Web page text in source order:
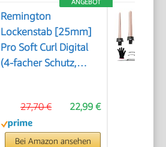
Remington
Lockenstab [25mm]
Pro Soft Curl Digital
(4-facher Schutz,
Beschichtung) -LCD-
Display 130-220°C,
mit Klemme, weiche
22,99 €
27,70 €
Bei Amazon ansehen